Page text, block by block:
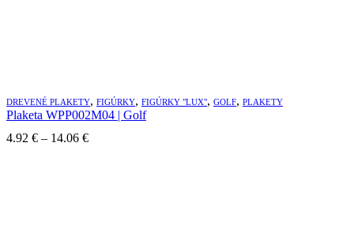
DREVENÉ PLAKETY, FIGÚRKY, FIGÚRKY "LUX", GOLF, PLAKETY
Plaketa WPP002M04 | Golf
4.92 € – 14.06 €Price